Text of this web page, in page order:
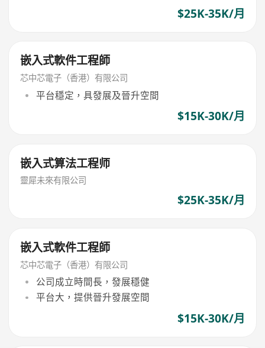
$25K-35K/月
嵌入式軟件工程師
芯中芯電子（香港）有限公司
平台穩定，具發展及晉升空間
$15K-30K/月
嵌入式算法工程师
靈犀未來有限公司
$25K-35K/月
嵌入式軟件工程師
芯中芯電子（香港）有限公司
公司成立時間長，發展穩健
平台大，提供晉升發展空間
$15K-30K/月